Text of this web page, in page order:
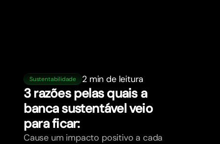
Sustentabilidade 2 min de leitura
3 razões pelas quais a
banca sustentável veio
para ficar:
Cause um impacto positivo a cada